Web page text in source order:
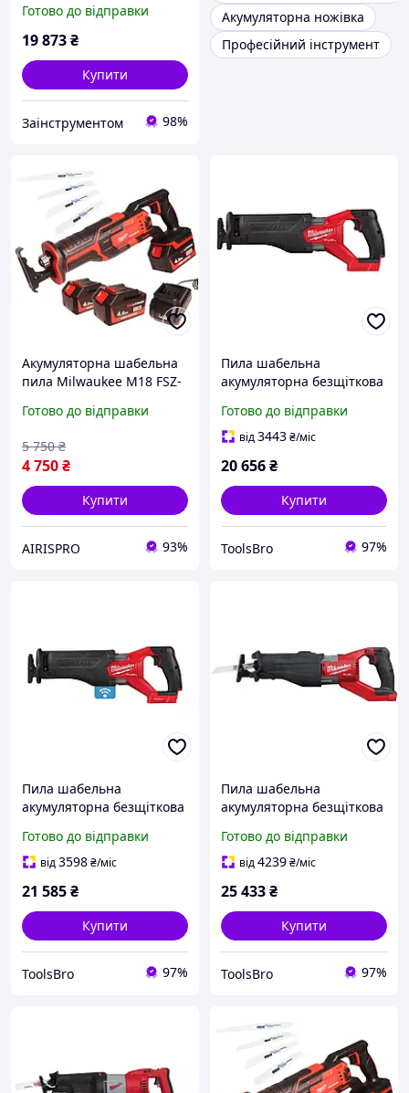
Готово до відправки
19 873₴
Купити
Заінструментом 98%
Акумуляторна ножівка
Професійний інструмент
Акумуляторна шабельна
пила Milwaukee M18 FSZ-
ножівка з ходом 32 мм і
полотна
Готово до відправки
4 750₴
5 750 ₴
Купити
AIRISPRO 93%
Пила шабельна
акумуляторна безщіткова
(каркас + HDкейс)
Готово до відправки
від3443₴/міс
20 656₴
Купити
ToolsBro 97%
Пила шабельна
акумуляторна безщіткова
0X
Готово до відправки
від3598₴/міс
21 585₴
Купити
ToolsBro 97%
Пила шабельна
акумуляторна безщіткова
(каркас)
Готово до відправки
від4239₴/міс
25 433₴
Купити
ToolsBro 97%